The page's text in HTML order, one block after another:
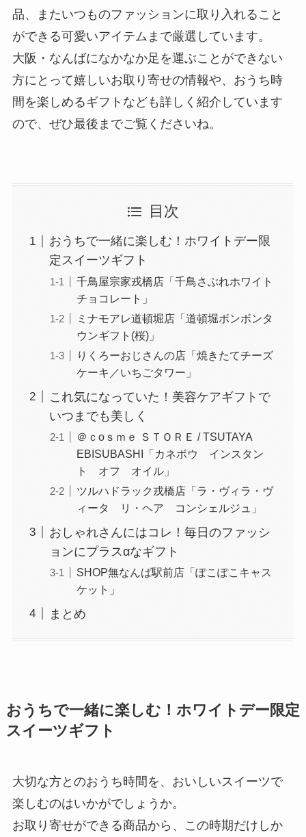
品、またいつものファッションに取り入れること
ができる可愛いアイテムまで厳選しています。
大阪・なんばになかなか足を運ぶことができない
方にとって嬉しいお取り寄せの情報や、おうち時
間を楽しめるギフトなども詳しく紹介しています
ので、ぜひ最後までご覧くださいね。
目次
おうちで一緒に楽しむ！ホワイトデー限
定スイーツギフト
千鳥屋宗家戎橋店「千鳥さぶれホワイト
チョコレート」
ミナモアレ道頓堀店「道頓堀ボンボンタ
ウンギフト(桜)」
りくろーおじさんの店「焼きたてチーズ
ケーキ／いちごタワー」
これ気になっていた！美容ケアギフトで
いつまでも美しく
＠ｃoｓｍｅ ＳＴＯＲＥ / TSUTAYA
EBISUBASHI「カネボウ インスタン
ト オフ オイル」
ツルハドラック戎橋店「ラ・ヴィラ・ヴ
ィータ リ・ヘア コンシェルジュ」
おしゃれさんにはコレ！毎日のファッシ
ョンにプラスαなギフト
SHOP無なんば駅前店「ぽこぽこキャス
ケット」
まとめ
おうちで一緒に楽しむ！ホワイトデー限定
スイーツギフト
大切な方とのおうち時間を、おいしいスイーツで
楽しむのはいかがでしょうか。
お取り寄せができる商品から、この時期だけしか